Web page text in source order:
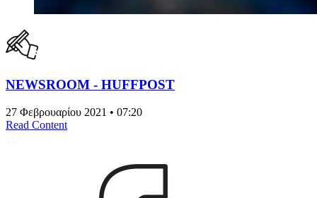
NEWSROOM - HUFFPOST
27 Φεβρουαρίου 2021 • 07:20
Read Content